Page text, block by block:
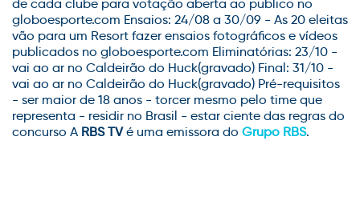
de cada clube para votação aberta ao publico no
globoesporte.com Ensaios: 24/08 a 30/09 - As 20 eleitas
vão para um Resort fazer ensaios fotográficos e vídeos
publicados no globoesporte.com Eliminatórias: 23/10 -
vai ao ar no Caldeirão do Huck(gravado) Final: 31/10 -
vai ao ar no Caldeirão do Huck(gravado) Pré-requisitos
- ser maior de 18 anos - torcer mesmo pelo time que
representa - residir no Brasil - estar ciente das regras do
concurso A RBS TVé uma emissora do Grupo RBS.